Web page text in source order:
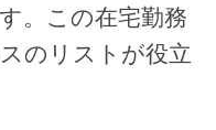
。この在宅勤務
のリストが役立